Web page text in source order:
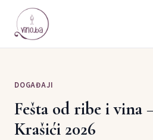
DOGAĐAJI
Fešta od ribe i vina
Krašići 2026